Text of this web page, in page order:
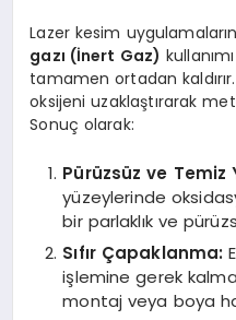
Lazer kesim
gazı (İnert Gaz)
tamamen ortadan
oksijeni uzaklaştırarak
Sonuç olarak:
Pürüzsüz ve Temiz
yüzeylerinde
bir parlaklık ve
Sıfır Çapaklanma:
işlemine gerek
montaj veya boya